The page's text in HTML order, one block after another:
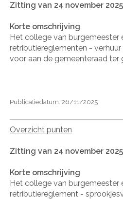
Zitting van 24 november 2025
Korte omschrijving
Het college van burgemeester
retributiereglementen -
voor aan de gemeenteraad ter
Publicatiedatum: 26/11/2025
Overzicht punten
Zitting van 24 november 2025
Korte omschrijving
Het college van burgemeester
retributiereglement -